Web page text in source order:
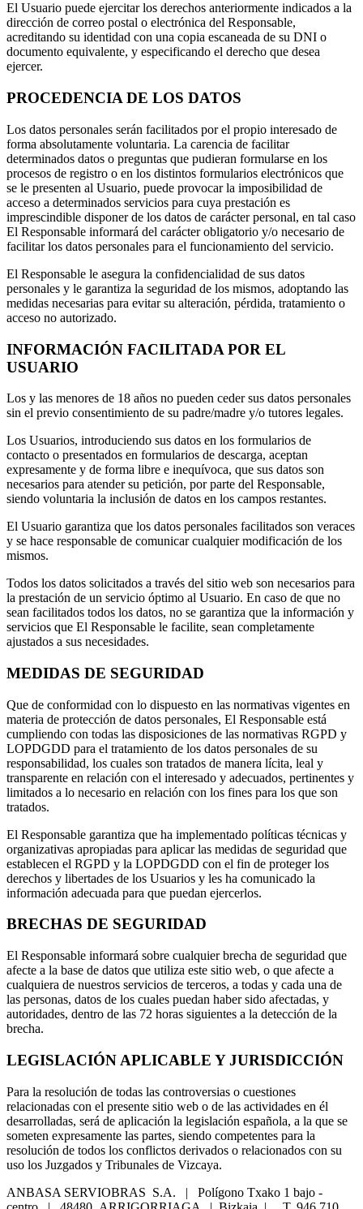
El Usuario puede ejercitar los derechos anteriormente indicados a la
dirección de correo postal o electrónica del Responsable,
acreditando su identidad con una copia escaneada de su DNI o
documento equivalente, y especificando el derecho que desea
ejercer.
PROCEDENCIA DE LOS DATOS
Los datos personales serán facilitados por el propio interesado de
forma absolutamente voluntaria. La carencia de facilitar
determinados datos o preguntas que pudieran formularse en los
procesos de registro o en los distintos formularios electrónicos que
se le presenten al Usuario, puede provocar la imposibilidad de
acceso a determinados servicios para cuya prestación es
imprescindible disponer de los datos de carácter personal, en tal caso
El Responsable informará del carácter obligatorio y/o necesario de
facilitar los datos personales para el funcionamiento del servicio.
El Responsable le asegura la confidencialidad de sus datos
personales y le garantiza la seguridad de los mismos, adoptando las
medidas necesarias para evitar su alteración, pérdida, tratamiento o
acceso no autorizado.
INFORMACIÓN FACILITADA POR EL
USUARIO
Los y las menores de 18 años no pueden ceder sus datos personales
sin el previo consentimiento de su padre/madre y/o tutores legales.
Los Usuarios, introduciendo sus datos en los formularios de
contacto o presentados en formularios de descarga, aceptan
expresamente y de forma libre e inequívoca, que sus datos son
necesarios para atender su petición, por parte del Responsable,
siendo voluntaria la inclusión de datos en los campos restantes.
El Usuario garantiza que los datos personales facilitados son veraces
y se hace responsable de comunicar cualquier modificación de los
mismos.
Todos los datos solicitados a través del sitio web son necesarios para
la prestación de un servicio óptimo al Usuario. En caso de que no
sean facilitados todos los datos, no se garantiza que la información y
servicios que El Responsable le facilite, sean completamente
ajustados a sus necesidades.
MEDIDAS DE SEGURIDAD
Que de conformidad con lo dispuesto en las normativas vigentes en
materia de protección de datos personales, El Responsable está
cumpliendo con todas las disposiciones de las normativas RGPD y
LOPDGDD para el tratamiento de los datos personales de su
responsabilidad, los cuales son tratados de manera lícita, leal y
transparente en relación con el interesado y adecuados, pertinentes y
limitados a lo necesario en relación con los fines para los que son
tratados.
El Responsable garantiza que ha implementado políticas técnicas y
organizativas apropiadas para aplicar las medidas de seguridad que
establecen el RGPD y la LOPDGDD con el fin de proteger los
derechos y libertades de los Usuarios y les ha comunicado la
información adecuada para que puedan ejercerlos.
BRECHAS DE SEGURIDAD
El Responsable informará sobre cualquier brecha de seguridad que
afecte a la base de datos que utiliza este sitio web, o que afecte a
cualquiera de nuestros servicios de terceros, a todas y cada una de
las personas, datos de los cuales puedan haber sido afectadas, y
autoridades, dentro de las 72 horas siguientes a la detección de la
brecha.
LEGISLACIÓN APLICABLE Y JURISDICCIÓN
Para la resolución de todas las controversias o cuestiones
relacionadas con el presente sitio web o de las actividades en él
desarrolladas, será de aplicación la legislación española, a la que se
someten expresamente las partes, siendo competentes para la
resolución de todos los conflictos derivados o relacionados con su
uso los Juzgados y Tribunales de Vizcaya.
ANBASA SERVIOBRAS S.A. | Polígono Txako 1 bajo -